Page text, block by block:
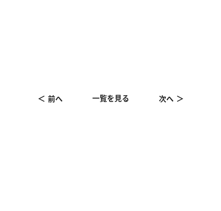
前へ 一覧を見る 次へ